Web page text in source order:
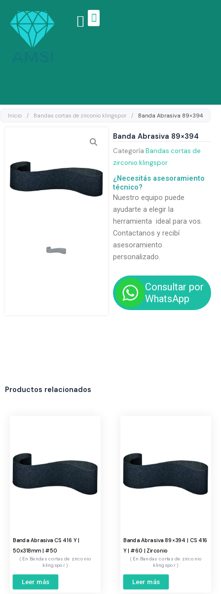
contenido
Inicio / Bandas cortas de zirconio klingspor / Banda Abrasiva 89×394
Banda Abrasiva 89×394
Categoría Bandas cortas de
zirconio klingspor
¿Necesitás asesoramiento
técnico?
Nuestro equipo puede
ayudarte a elegir la
herramienta ideal para vos.
Contactanos y recibí
asesoramiento
personalizado.
Consultar por
WhatsApp
Productos relacionados
Banda Abrasiva CS 416 Y |
50x318mm | #50
Bandas cortas de zirconio
klingspor
Leer más
Banda Abrasiva 89×394 | CS 416
Y | #60 | Zirconio
Bandas cortas de zirconio
klingspor
Leer más